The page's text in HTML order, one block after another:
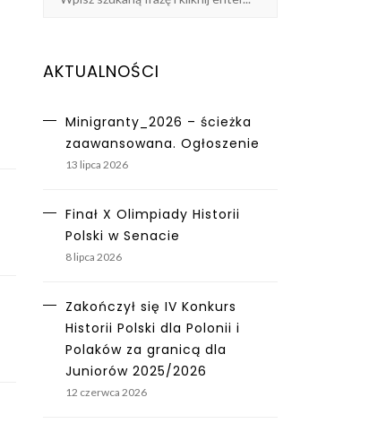
AKTUALNOŚCI
Minigranty_2026 – ścieżka
zaawansowana. Ogłoszenie
13 lipca 2026
Finał X Olimpiady Historii
Polski w Senacie
8 lipca 2026
Zakończył się IV Konkurs
Historii Polski dla Polonii i
Polaków za granicą dla
Juniorów 2025/2026
12 czerwca 2026